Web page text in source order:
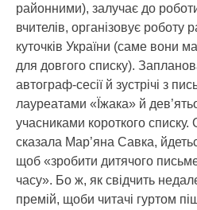
районними), залучає до роботи
вчителів, організовує роботу
куточків України (саме вони
для довгого списку).
автограф-сесії й зустрічі з
лауреатами «Їжака» й
учасниками короткого
сказала Мар’яна Савка,
щоб «зробити дитячого
часу». Бо ж, як свідчить
премій, щоби читачі гуртом